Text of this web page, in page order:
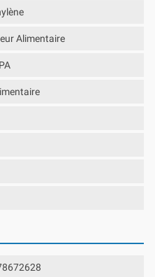
Alimentaire